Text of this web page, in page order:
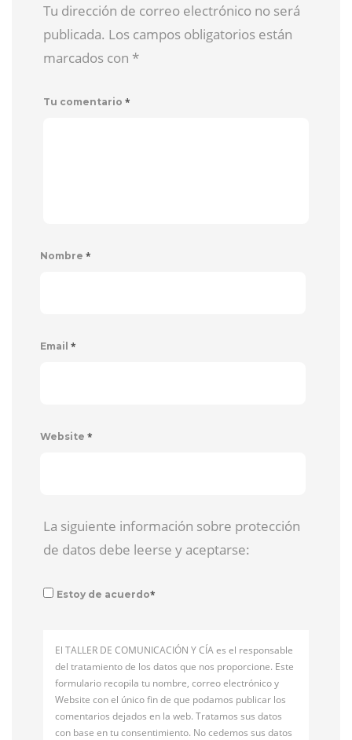
Tu dirección de correo electrónico no será
publicada. Los campos obligatorios están
marcados con *
Tu comentario *
Nombre *
Email *
Website *
La siguiente información sobre protección
de datos debe leerse y aceptarse:
Estoy de acuerdo*
El TALLER DE COMUNICACIÓN Y CÍA es el responsable
del tratamiento de los datos que nos proporcione. Este
formulario recopila tu nombre, correo electrónico y
Website con el único fin de que podamos publicar los
comentarios dejados en la web. Tratamos sus datos
con base en tu consentimiento. No cedemos sus datos